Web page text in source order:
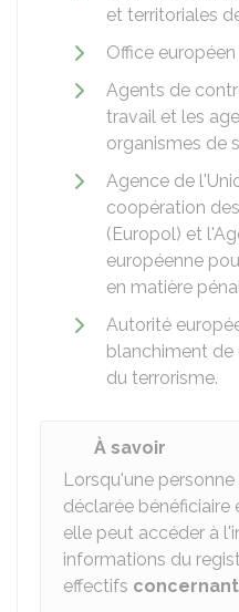
et territoriales
Office
Agents de
travail et les
organismes de
Agence de
coopération
(Europol) et
européenne
en matière
Autorité
blanchiment
du terrorisme.
À savoir
Lorsqu'une
déclarée bénéficiaire
elle peut accéder à
informations du
effectifs